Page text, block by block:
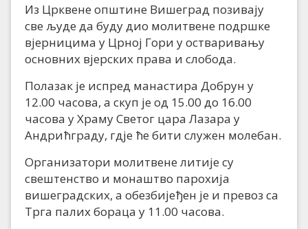
Из Црквене општине Вишеград позивају
све људе да буду дио молитвене подршке
вјерницима у Црној Гори у остваривању
основних вјерских права и слобода.
Полазак је испред манастира Добрун у
12.00 часова, а скуп је од 15.00 до 16.00
часова у Храму Светог цара Лазара у
Андрићграду, гдје ће бити служен молебан.
Организатори молитвене литије су
свештенство и монаштво парохија
вишеградских, а обезбијеђен је и превоз са
Трга палих бораца у 11.00 часова.